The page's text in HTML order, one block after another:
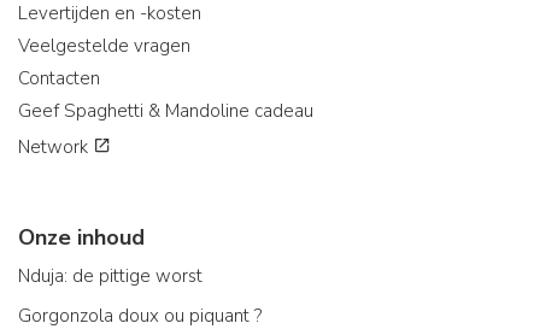
Levertijden en -kosten
Veelgestelde vragen
Contacten
Geef Spaghetti & Mandoline cadeau
Network
Onze inhoud
Nduja: de pittige worst
Gorgonzola doux ou piquant ?